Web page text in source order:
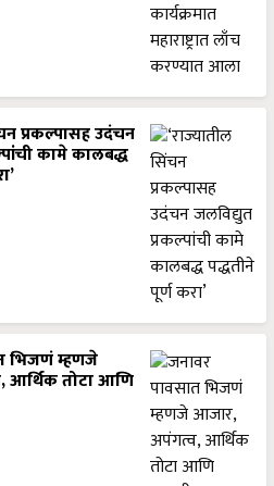
प्रकल्पासह उदंचन
कामे कालबद्ध
भिजणं म्हणजे
आर्थिक तोटा आणि